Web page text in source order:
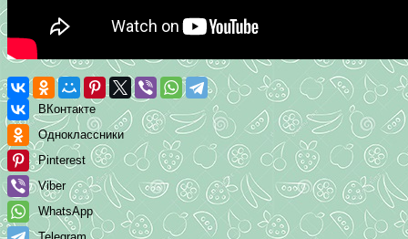
ВКонтакте
Одноклассники
Pinterest
Viber
WhatsApp